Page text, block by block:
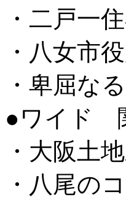
・二戸一
・八女市
・卑屈な
●ワイド
・大阪土
・八尾の